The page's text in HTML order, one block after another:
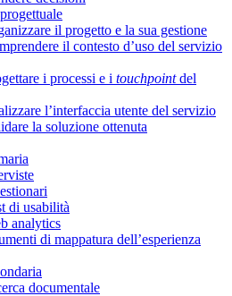
il progetto e la sua gestione
il contesto d’uso del servizio
i processi e i touchpointdel
l’interfaccia utente del servizio
la soluzione ottenuta
di usabilità
analytics
di mappatura dell’esperienza
documentale